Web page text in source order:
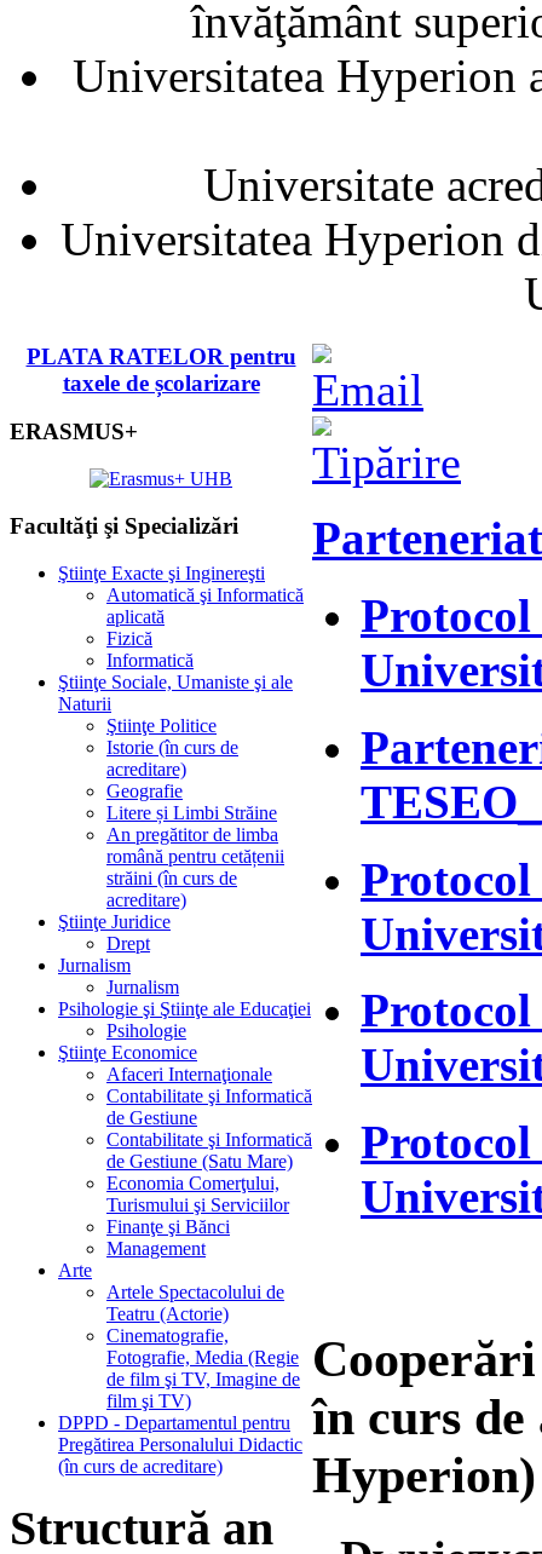
învăţământ
Universitatea Hyperion
Universitate
Universitatea Hyperion
Protocol
în curs
Hyperion)
PLATA RATELOR pentru
taxele de școlarizare
ERASMUS+
Facultăţi şi Specializări
Ştiinţe Exacte şi Inginereşti
Automatică şi Informatică
aplicată
Fizică
Informatică
Ştiinţe Sociale, Umaniste şi ale
Naturii
Ştiinţe Politice
Istorie (în curs de
acreditare)
Geografie
Litere și Limbi Străine
An pregătitor de limba
română pentru cetățenii
străini (în curs de
acreditare)
Ştiinţe Juridice
Drept
Jurnalism
Jurnalism
Psihologie şi Ştiinţe ale Educaţiei
Psihologie
Ştiinţe Economice
Afaceri Internaţionale
Contabilitate şi Informatică
de Gestiune
Contabilitate şi Informatică
de Gestiune (Satu Mare)
Economia Comerţului,
Turismului şi Serviciilor
Finanţe şi Bănci
Management
Arte
Artele Spectacolului de
Teatru (Actorie)
Cinematografie,
Fotografie, Media (Regie
de film şi TV, Imagine de
film şi TV)
DPPD - Departamentul pentru
Pregătirea Personalului Didactic
(în curs de acreditare)
Structură an